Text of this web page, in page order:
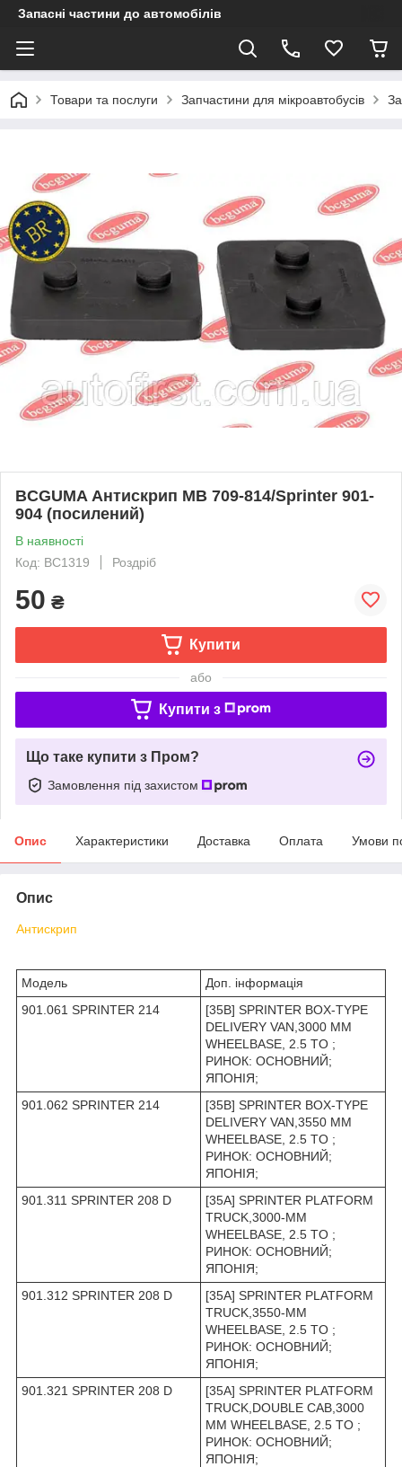
Запасні частини до автомобілів
Товари та послуги Запчастини для мікроавтобусів
BCGUMA Антискрип MB 709-814/Sprinter 901-
904 (посилений)
В наявності
Код: BC1319
Роздріб
50 ₴
Купити
або
Купити з
Що таке купити з Пром?
Замовлення під захистом
Опис Характеристики Доставка Оплата Умови
Опис
Антискрип
Модель
Доп. інформація
901.061 SPRINTER 214
[35B] SPRINTER BOX-TYPE
DELIVERY VAN,3000 MM
WHEELBASE, 2.5 TO ;
РИНОК: ОСНОВНИЙ;
ЯПОНІЯ;
901.062 SPRINTER 214
[35B] SPRINTER BOX-TYPE
DELIVERY VAN,3550 MM
WHEELBASE, 2.5 TO ;
РИНОК: ОСНОВНИЙ;
ЯПОНІЯ;
901.311 SPRINTER 208 D
[35A] SPRINTER PLATFORM
TRUCK,3000-MM
WHEELBASE, 2.5 TO ;
РИНОК: ОСНОВНИЙ;
ЯПОНІЯ;
901.312 SPRINTER 208 D
[35A] SPRINTER PLATFORM
TRUCK,3550-MM
WHEELBASE, 2.5 TO ;
РИНОК: ОСНОВНИЙ;
ЯПОНІЯ;
901.321 SPRINTER 208 D
[35A] SPRINTER PLATFORM
TRUCK,DOUBLE CAB,3000
MM WHEELBASE, 2.5 TO ;
РИНОК: ОСНОВНИЙ;
ЯПОНІЯ;